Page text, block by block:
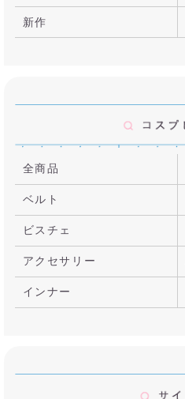
新作
全商品
ベルト
ビスチェ
アクセサリー
インナー